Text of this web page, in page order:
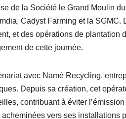
de la Société le Grand Moulin
Cadyst Farming et la
et des opérations de plantation
de cette journée.
avec Namé Recycling,
Depuis sa création, cet
contribuant à éviter
vers ses installations